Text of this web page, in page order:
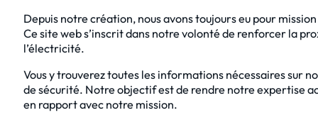
Depuis notre création, nous avons toujours eu pour
Ce site web s’inscrit dans notre volonté de renforcer la
l’électricité.
Vous y trouverez toutes les informations nécessaires sur
de sécurité. Notre objectif est de rendre notre expertise
en rapport avec notre mission.